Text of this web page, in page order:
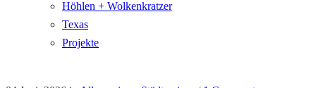
Höhlen + Wolkenkratzer
Texas
Projekte